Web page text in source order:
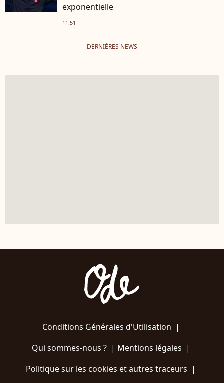
exponentielle
11:51
DERNIÈRES NEWS
Conditions Générales d'Utilisation |
Qui sommes-nous ?| Mentions légales |
Politique sur les cookies et autres traceurs |